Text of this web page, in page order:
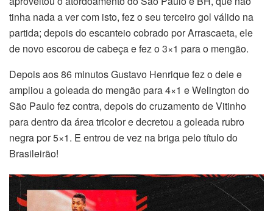
tinha nada a ver com isto, fez o seu terceiro gol válido na
partida; depois do escanteio cobrado por Arrascaeta, ele
de novo escorou de cabeça e fez o 3×1 para o mengão.
Depois aos 86 minutos Gustavo Henrique fez o dele e
ampliou a goleada do mengão para 4×1 e Welington do
São Paulo fez contra, depois do cruzamento de Vitinho
para dentro da área tricolor e decretou a goleada rubro
negra por 5×1. E entrou de vez na briga pelo título do
Brasileirão!